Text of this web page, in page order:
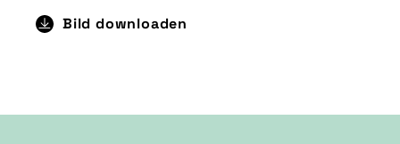
Bild downloaden